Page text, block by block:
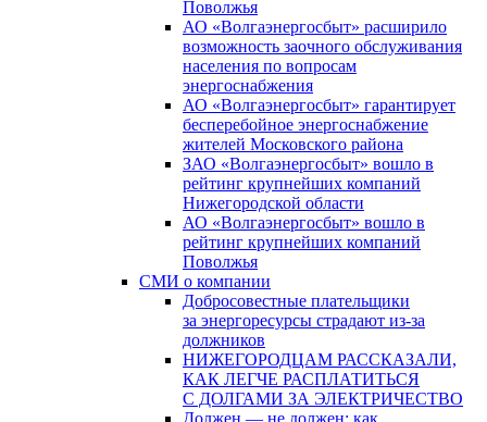
Поволжья
АО «Волгаэнергосбыт» расширило
возможность заочного обслуживания
населения по вопросам
энергоснабжения
АО «Волгаэнергосбыт» гарантирует
бесперебойное энергоснабжение
жителей Московского района
ЗАО «Волгаэнергосбыт» вошло в
рейтинг крупнейших компаний
Нижегородской области
АО «Волгаэнергосбыт» вошло в
рейтинг крупнейших компаний
Поволжья
СМИ о компании
Добросовестные плательщики
за энергоресурсы страдают из-за
должников
НИЖЕГОРОДЦАМ РАССКАЗАЛИ,
КАК ЛЕГЧЕ РАСПЛАТИТЬСЯ
С ДОЛГАМИ ЗА ЭЛЕКТРИЧЕСТВО